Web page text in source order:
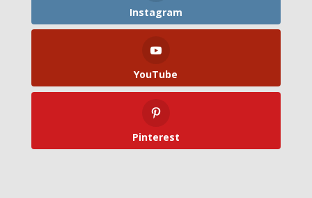
Instagram
YouTube
Pinterest